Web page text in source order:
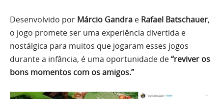
Desenvolvido por Márcio Gandra e Rafael Batschauer,
o jogo promete ser uma experiência divertida e
nostálgica para muitos que jogaram esses jogos
durante a infância, é uma oportunidade de“reviver os
bons momentos com os amigos.”